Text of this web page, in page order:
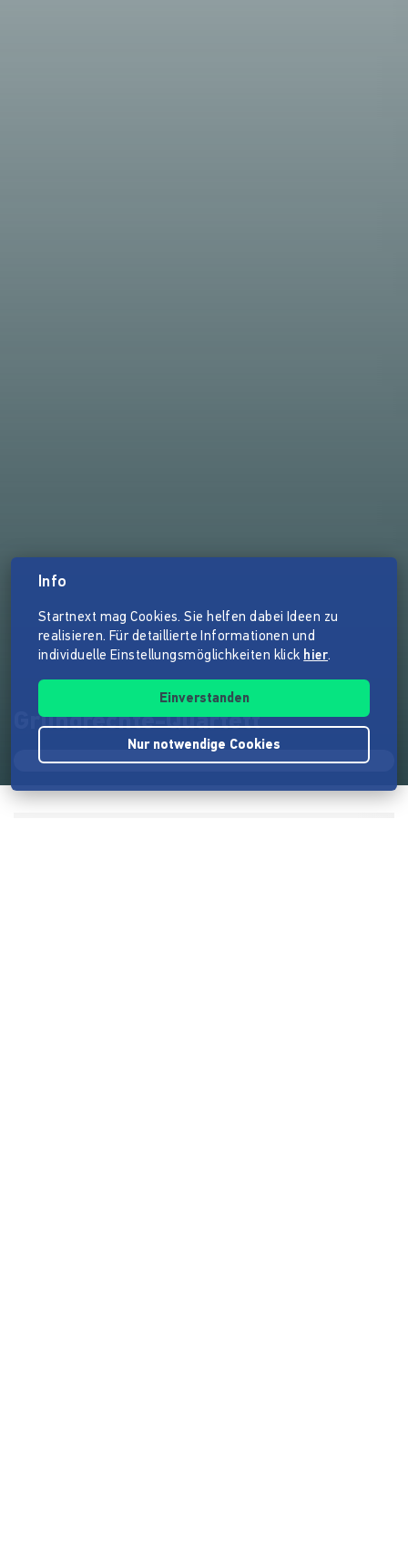
Grundrechte-Quartett
Info
Startnext mag Cookies. Sie helfen dabei Ideen zu
realisieren. Für detaillierte Informationen und
individuelle Einstellungsmöglichkeiten klick hier.
Einverstanden
Nur notwendige Cookies